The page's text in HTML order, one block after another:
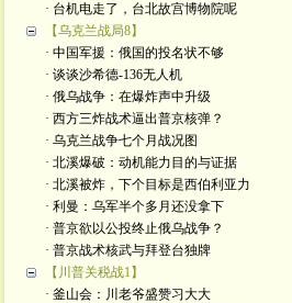
· 台机电走了，台北故宫博物院呢
【乌克兰战局8】
· 中国军援：俄国的投名状不够
· 谈谈沙希德-136无人机
· 俄乌战争：在爆炸声中升级
· 西方三炸战术逼出普京核弹？
· 乌克兰战争七个月战况图
· 北溪爆破：动机能力目的与证据
· 北溪被炸，下个目标是西伯利亚力
· 利曼：乌军半个多月还没拿下
· 普京欲以公投终止俄乌战争？
· 普京战术核武与拜登台独牌
【川普关税战1】
· 釜山会：川老爷盛赞习大大